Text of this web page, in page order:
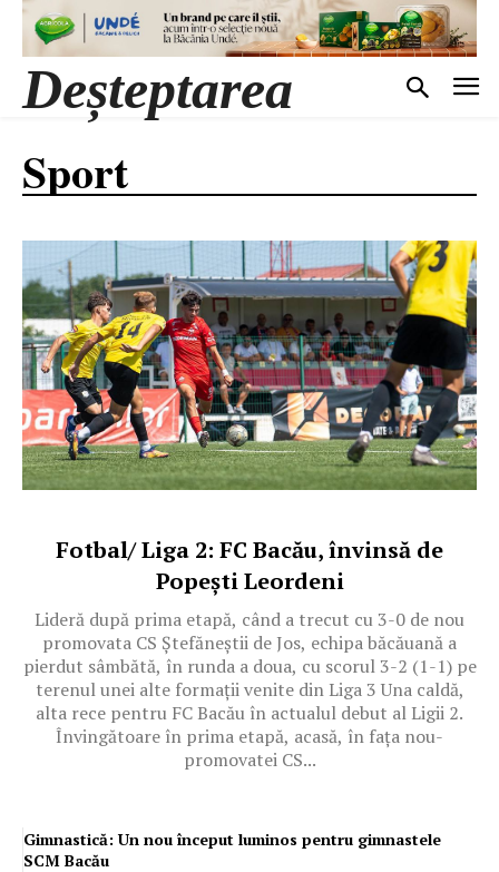
Deșteptarea
Sport
Fotbal/ Liga 2: FC Bacău, învinsă de
Popești Leordeni
Lideră după prima etapă, când a trecut cu 3-0 de nou
promovata CS Ștefăneștii de Jos, echipa băcăuană a
pierdut sâmbătă, în runda a doua, cu scorul 3-2 (1-1) pe
terenul unei alte formații venite din Liga 3 Una caldă,
alta rece pentru FC Bacău în actualul debut al Ligii 2.
Învingătoare în prima etapă, acasă, în fața nou-
promovatei CS...
Gimnastică: Un nou început luminos pentru gimnastele
SCM Bacău